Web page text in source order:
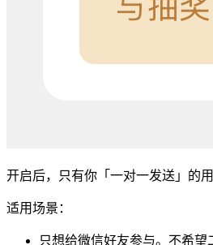
开启后，只有你「一对一发送」的
适用场景：
只想给微信好友参与。不希